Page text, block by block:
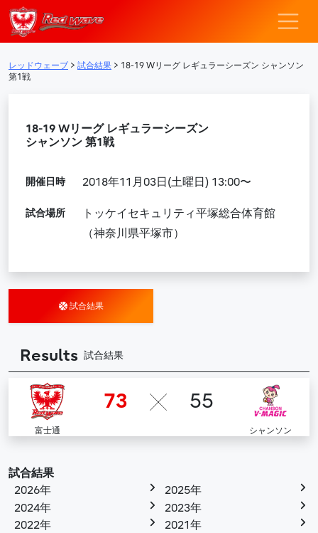
メインナビゲーション
レッドウェー
レッドウェーブ > 試合結果 > 18-19 Wリーグ レギュラーシーズン シャンソン
第1戦
18-19 Wリーグ レギュラーシーズン
シャンソン 第1戦
開催日時 2018年11月03日(土曜日) 13:00〜
試合場所
トッケイセキュリティ平塚総合体育館
（神奈川県平塚市）
試合結果
Results 試合結果
73 55
富士通 シャンソン
試合結果
2026年
2025年
2024年
2023年
2022年
2021年